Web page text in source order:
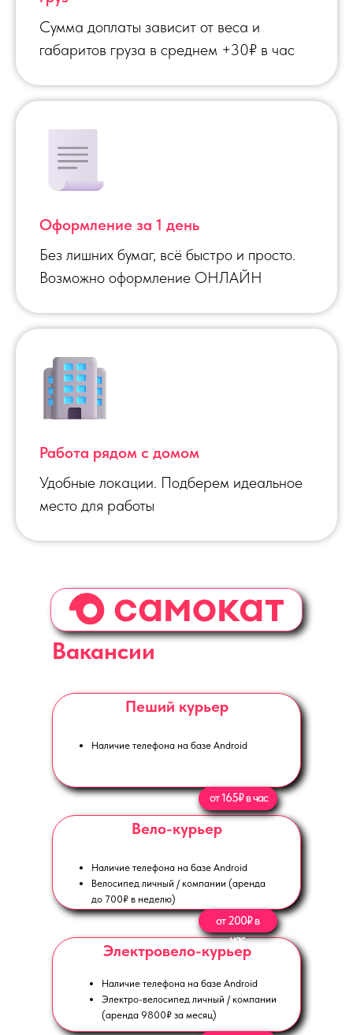
Сумма доплаты зависит от веса и
габаритов груза в среднем +30₽ в час
Оформление за 1 день
Без лишних бумаг, всё быстро и просто.
Возможно оформление ОНЛАЙН
Работа рядом с домом
Удобные локации. Подберем идеальное
место для работы
Вакансии
Пеший курьер
Наличие телефона на базе Android
Электровело-курьер
Наличие телефона на базе Android
Электро-велосипед личный / компании
(аренда 9800₽ за месяц)
Наличие телефона на базе Android
Велосипед личный / компании (аренда
до 700₽ в неделю)
Вело-курьер
от 165₽ в час
от 200₽ в
час